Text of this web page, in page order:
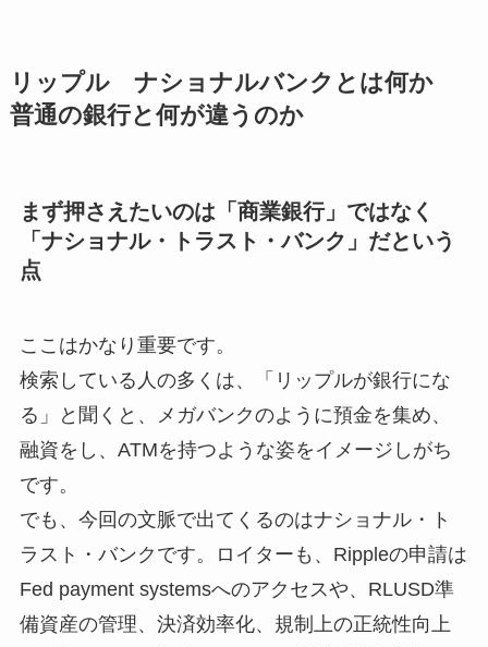
リップル ナショナルバンクとは何か
普通の銀行と何が違うのか
まず押さえたいのは「商業銀行」ではなく
「ナショナル・トラスト・バンク」だという
点
ここはかなり重要です。
検索している人の多くは、「リップルが銀行にな
る」と聞くと、メガバンクのように預金を集め、
融資をし、ATMを持つような姿をイメージしがち
です。
でも、今回の文脈で出てくるのはナショナル・ト
ラスト・バンクです。ロイターも、Rippleの申請は
Fed payment systemsへのアクセスや、RLUSD準
備資産の管理、決済効率化、規制上の正統性向上